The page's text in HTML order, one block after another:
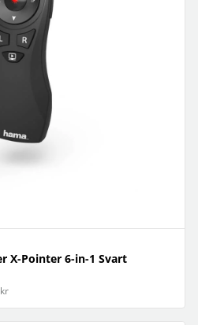
X-Pointer 6-in-1 Svart